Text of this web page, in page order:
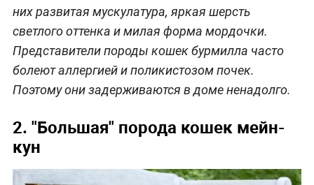
них развитая мускулатура, яркая шерсть
светлого оттенка и милая форма мордочки.
Представители породы кошек бурмилла часто
болеют аллергией и поликистозом почек.
Поэтому они задерживаются в доме ненадолго.
2. "Большая" порода кошек мейн-
кун